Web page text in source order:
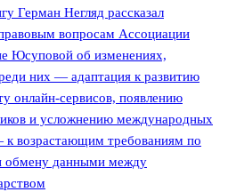
Герман Негляд рассказал
вопросам Ассоциации
Юсуповой об изменениях,
них — адаптация к развитию
онлайн-сервисов, появлению
и усложнению международных
к возрастающим требованиям по
обмену данными между